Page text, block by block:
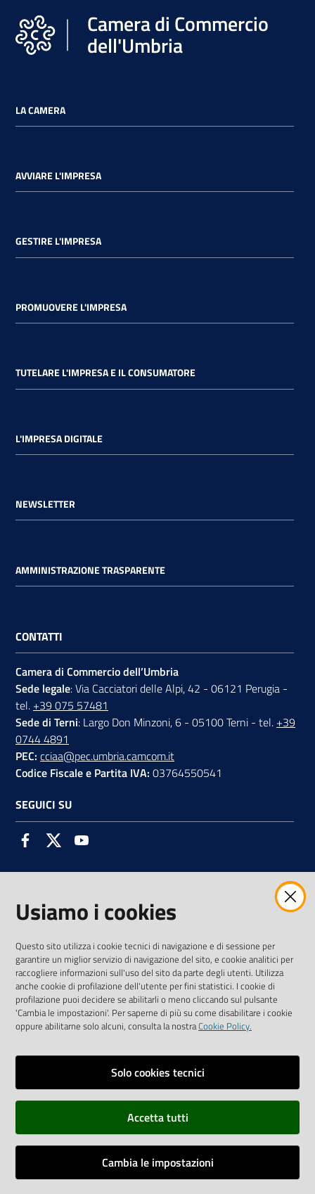
Camera di Commercio
dell'Umbria
LA CAMERA
AVVIARE L'IMPRESA
GESTIRE L'IMPRESA
PROMUOVERE L'IMPRESA
TUTELARE L'IMPRESA E IL CONSUMATORE
L'IMPRESA DIGITALE
NEWSLETTER
AMMINISTRAZIONE TRASPARENTE
CONTATTI
Camera di Commercio dell’Umbria
Sede legale: Via Cacciatori delle Alpi, 42 - 06121 Perugia -
tel. +39 075 57481
Sede di Terni: Largo Don Minzoni, 6 - 05100 Terni - tel. +39
0744 4891
PEC: cciaa@pec.umbria.camcom.it
Codice Fiscale e Partita IVA: 03764550541
SEGUICI SU
FacebookTwitter
AMMINISTRAZIONE TRASPARENTE INTERCAM S.C.A.R.L.
Vai alla pagina
Media Policy
Mappa del sito
Dichiarazione di accessibilità
Monitoraggio accessi al sito
Usiamo i cookies
Questo sito utilizza i cookie tecnici di navigazione e di sessione per
garantire un miglior servizio di navigazione del sito, e cookie analitici per
raccogliere informazioni sull'uso del sito da parte degli utenti. Utilizza
anche cookie di profilazione dell'utente per fini statistici. I cookie di
profilazione puoi decidere se abilitarli o meno cliccando sul pulsante
'Cambia le impostazioni'. Per saperne di più su come disabilitare i cookie
oppure abilitarne solo alcuni, consulta la nostraCookie Policy.
Solo cookies tecnici
Accetta tutti
Cambia le impostazioni